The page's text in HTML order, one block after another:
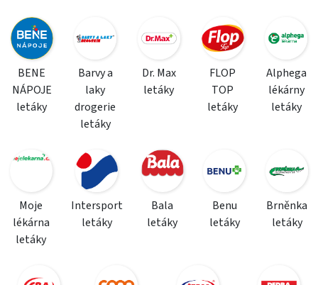
BENE
NÁPOJE
letáky
Barvy a
laky
drogerie
letáky
Dr. Max
letáky
FLOP
TOP
letáky
Alphega
lékárny
letáky
Moje
lékárna
letáky
Intersport
letáky
Bala
letáky
Benu
letáky
Brněnka
letáky